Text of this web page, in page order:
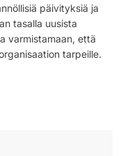
päivityksiä ja
tasalla uusista
varmistamaan, että
tarpeille.